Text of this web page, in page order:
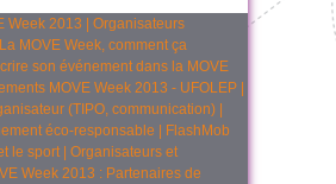
Week 2013
Organisateurs
La MOVE Week, comment ça
son événement dans la MOVE
MOVE Week 2013 - UFOLEP
(TIPO, communication)
éco-responsable
FlashMob
le sport| Organisateurs et
Week 2013 : Partenaires de